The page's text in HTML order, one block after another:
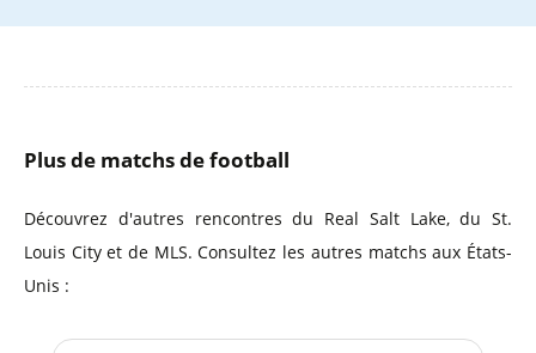
Plus de matchs de football
Découvrez d'autres rencontres du Real Salt Lake, du St.
Louis City et de MLS. Consultez les autres matchs aux États-
Unis :